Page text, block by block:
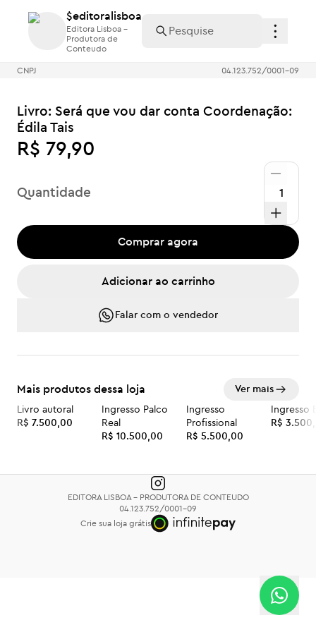
$editoralisboa
Editora Lisboa -
Produtora de
Conteudo
$editoralisboa
Editora Lisboa -
Produtora de
Conteudo
CNPJ 04.123.752/0001-09
Livro: Será que vou dar conta Coordenação:
Édila Tais
R$ 79,90
Quantidade
Comprar agora
Adicionar ao carrinho
Falar com o vendedor
Mais produtos dessa loja Ver mais
Livro autoral
R$ 7.500,00
Ingresso Palco
Real
R$ 10.500,00
Ingresso
Profissional
R$ 5.500,00
Ingresso
R$
EDITORA LISBOA - PRODUTORA DE CONTEUDO
04.123.752/0001-09
Crie sua loja grátis